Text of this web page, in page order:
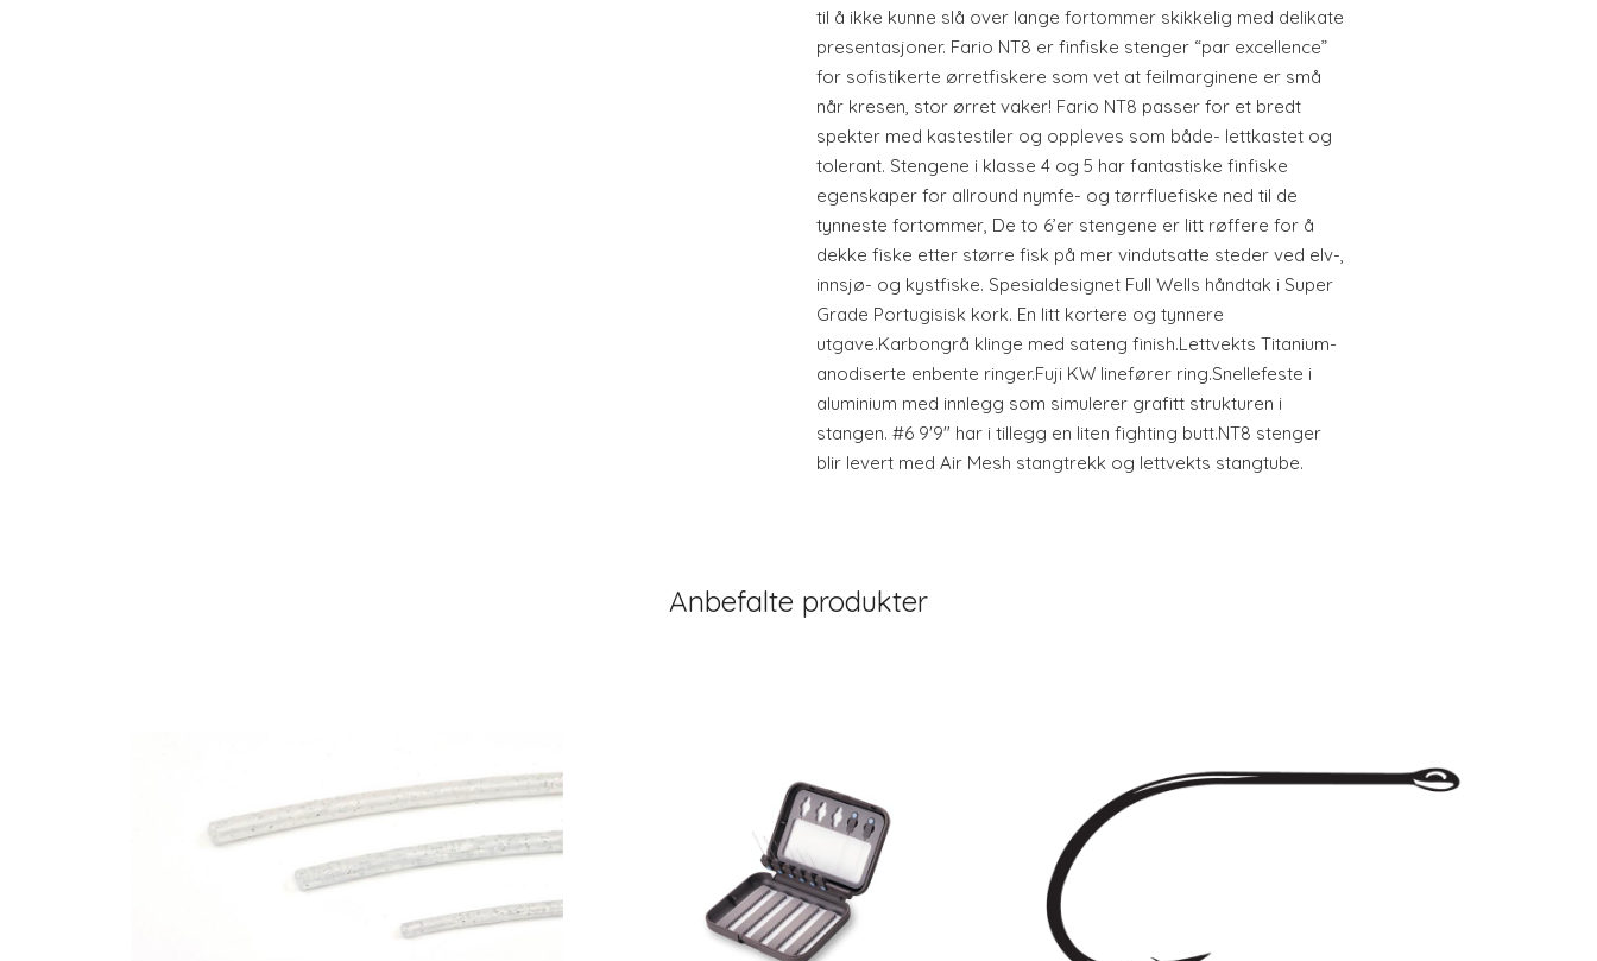
til å ikke kunne slå over lange fortommer skikkelig med delikate
presentasjoner. Fario NT8 er finfiske stenger “par excellence”
for sofistikerte ørretfiskere som vet at feilmarginene er små
når kresen, stor ørret vaker! Fario NT8 passer for et bredt
spekter med kastestiler og oppleves som både- lettkastet og
tolerant. Stengene i klasse 4 og 5 har fantastiske finfiske
egenskaper for allround nymfe- og tørrfluefiske ned til de
tynneste fortommer, De to 6’er stengene er litt røffere for å
dekke fiske etter større fisk på mer vindutsatte steder ved elv-,
innsjø- og kystfiske. Spesialdesignet Full Wells håndtak i Super
Grade Portugisisk kork. En litt kortere og tynnere
utgave.Karbongrå klinge med sateng finish.Lettvekts Titanium-
anodiserte enbente ringer.Fuji KW linefører ring.Snellefeste i
aluminium med innlegg som simulerer grafitt strukturen i
stangen. #6 9'9" har i tillegg en liten fighting butt.NT8 stenger
blir levert med Air Mesh stangtrekk og lettvekts stangtube.
Anbefalte produkter